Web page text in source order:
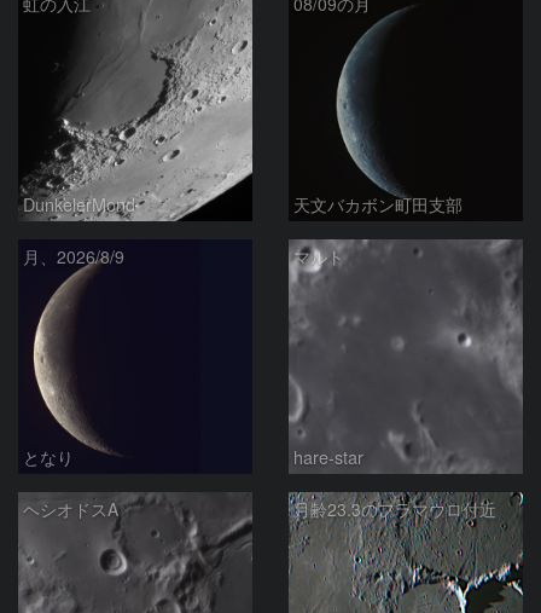
DunkelerMond 天文バカボン町田支部
月、2026/8/9
となり
マルト
hare-star
ヘシオドスA 月齢23.3のフラマウロ付近